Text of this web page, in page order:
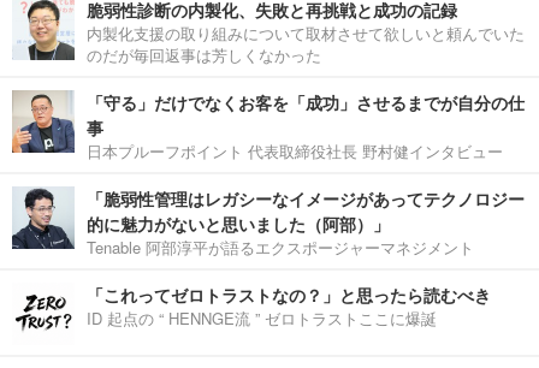
脆弱性診断の内製化、失敗と再挑戦と成功の記録
内製化支援の取り組みについて取材させて欲しいと頼んでいた
のだが毎回返事は芳しくなかった
「守る」だけでなくお客を「成功」させるまでが自分の仕
事
日本プルーフポイント 代表取締役社長 野村健インタビュー
「脆弱性管理はレガシーなイメージがあってテクノロジー
的に魅力がないと思いました（阿部）」
Tenable 阿部淳平が語るエクスポージャーマネジメント
「これってゼロトラストなの？」と思ったら読むべき
ID 起点の “ HENNGE流 ” ゼロトラストここに爆誕